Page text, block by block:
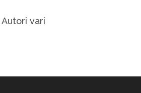
Autori vari